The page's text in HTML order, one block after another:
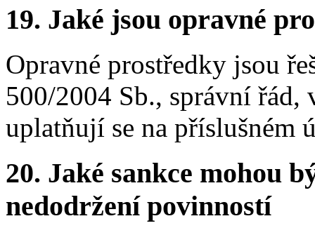
19. Jaké jsou opravné
Opravné prostředky jsou
500/2004 Sb., správní řád,
uplatňují se na příslušném
20. Jaké sankce mohou
nedodržení povinností